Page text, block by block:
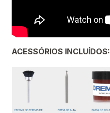
ACESSÓRIOS INCLUÍDOS: